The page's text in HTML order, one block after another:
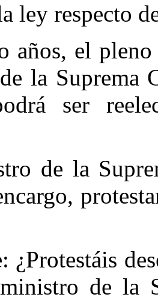
ley respecto
años, el
la Suprema
ser
de la
¿Protestáis
de la